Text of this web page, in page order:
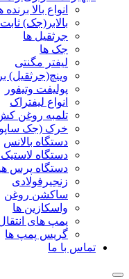
انواع بالا برنده
بالابر(جک)
جرثقیل ها
جک ها
لیفتر مگنتی
وینچ(جرثقیل)
پولیفت وتیفور
انواع لیفتراک
تلمبه روغن
خرک (جک
دستگاه بالانس
دستگاه لاستیک
دستگاه پرس
زنجیرفولادی
ساکشن روغن
واسکازین ها
پمپ های
گریس پمپ ها
تماس با ما